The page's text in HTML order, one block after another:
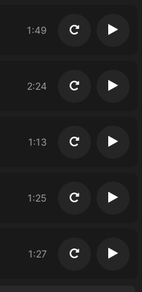
1:49 Повторить
2:24 Повторить
1:13 Повторить
1:25 Повторить
1:27 Повторить